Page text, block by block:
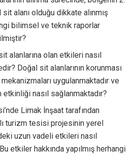
alanı olduğu dikkate alınmış
bilimsel ve teknik raporlar
alanlarına olan etkileri nasıl
Doğal sit alanlarının korunması
uygulanmaktadır ve
etkinliği nasıl sağlanmaktadır?
Limak İnşaat tarafından
turizm tesisi projesinin yerel
uzun vadeli etkileri nasıl
etkiler hakkında yapılmış herhangi